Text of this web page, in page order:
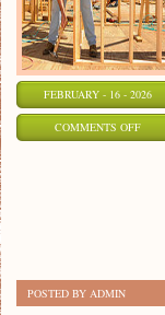
FEBRUARY - 16 - 2026
COMMENTS OFFON
POSTED BY ADMIN